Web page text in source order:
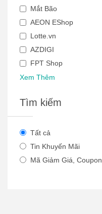
Mắt Bão
AEON EShop
Lotte.vn
AZDIGI
FPT Shop
Xem Thêm
Tìm kiếm
Tất cả
Tin Khuyến Mãi
Mã Giảm Giá, Coupon